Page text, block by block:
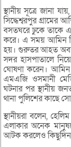
স্থানীয় সূত্রে জানা
সিদ্ধেশ্বরপুর গ্রামের
বসতঘরে ঢুকে তাকে
করে। এ সময় আমিন
হয়। গুরুতর আহত
সদর হাসপাতালে
ঘোষণা করেন। আমিন
এমএজি ওসমানী
ঘটনার পর স্থানীয়
থানা পুলিশের কাছে
স্থানীয়রা বলেন,
এলাকার অনেক
আটক করলেও কিছুদিন